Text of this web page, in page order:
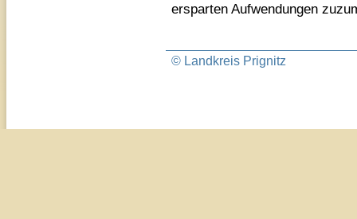
ersparten Aufwendungen
© Landkreis Prignitz